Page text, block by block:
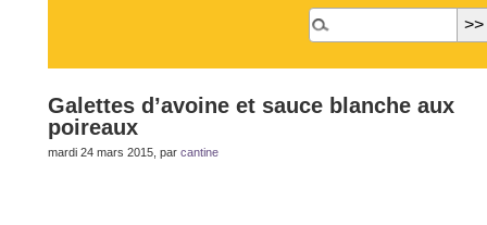
Galettes d’avoine et sauce blanche aux
poireaux
mardi 24 mars 2015, par cantine